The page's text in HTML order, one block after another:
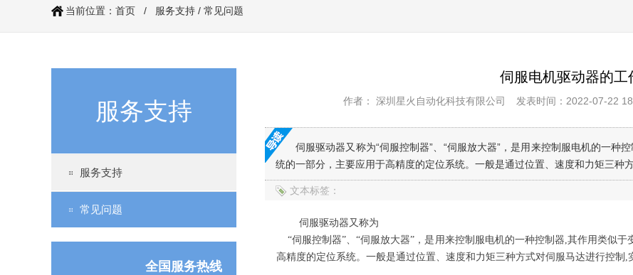
当前位置： 首页 / 服务支持 / 常见问题
服务支持
服务支持
常见问题
全国服务热线
伺服电机60系列（抱闸）
伺服电机驱动器的工
作者： 深圳星火自动化科技有限公司 发表时间：2022-07-22
伺服驱动器又称为“伺服控制器”、“伺服放大器”，是用来控制服电机的一种
统的一部分，主要应用于高精度的定位系统。一般是通过位置、速度和力矩三种方
文本标签：
伺服驱动器又称为
“伺服控制器”、“伺服放大器”，是用来控制服电机的一种控制器,其作用类似
高精度的定位系统。一般是通过位置、速度和力矩三种方式对伺服马达进行控制